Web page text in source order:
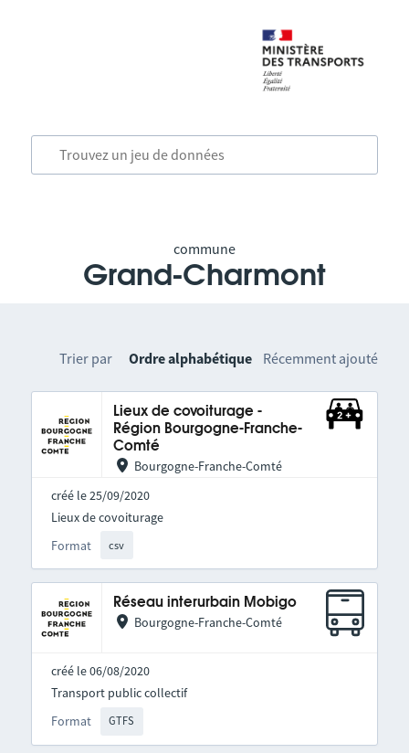
commune
Grand-Charmont
Trier par Ordre alphabétique Récemment ajouté
Lieux de covoiturage -
Région Bourgogne-Franche-
Comté
Bourgogne-Franche-Comté
créé le 25/09/2020
Format csv
Lieux de covoiturage
Réseau interurbain Mobigo
Bourgogne-Franche-Comté
créé le 06/08/2020
Format GTFS
Transport public collectif